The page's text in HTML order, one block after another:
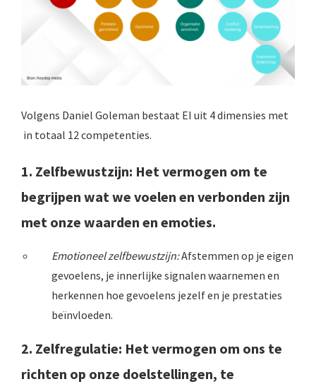
Volgens Daniel Goleman bestaat EI uit 4 dimensies met
in totaal 12 competenties.
1. Zelfbewustzijn: Het vermogen om te
begrijpen wat we voelen en verbonden zijn
met onze waarden en emoties.
Emotioneel zelfbewustzijn:Afstemmen op je eigen
gevoelens, je innerlijke signalen waarnemen en
herkennen hoe gevoelens jezelf en je prestaties
beïnvloeden.
2. Zelfregulatie: Het vermogen om ons te
richten op onze doelstellingen, te